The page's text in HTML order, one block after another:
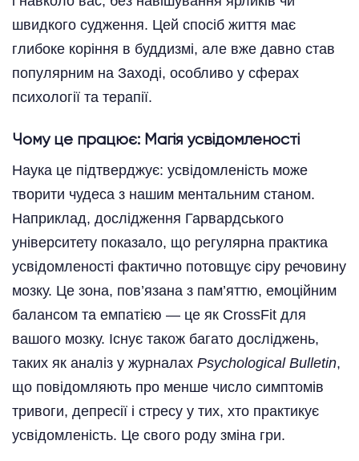
швидкого судження. Цей спосіб життя має
глибоке коріння в буддизмі, але вже давно став
популярним на Заході, особливо у сферах
психології та терапії.
Чому це працює: Магія усвідомленості
Наука це підтверджує: усвідомленість може
творити чудеса з нашим ментальним станом.
Наприклад, дослідження Гарвардського
університету показало, що регулярна практика
усвідомленості фактично потовщує сіру речовину
мозку. Це зона, пов’язана з пам’яттю, емоційним
балансом та емпатією — це як CrossFit для
вашого мозку. Існує також багато досліджень,
таких як аналіз у журналах Psychological Bulletin,
що повідомляють про менше число симптомів
тривоги, депресії і стресу у тих, хто практикує
усвідомленість. Це свого роду зміна гри.